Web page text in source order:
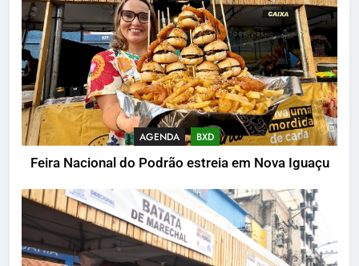
AGENDA BXD
Feira Nacional do Podrão estreia em Nova Iguaçu